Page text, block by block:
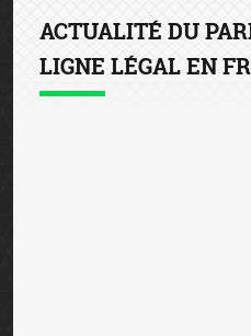
ACTUALITÉ DU
LIGNE LÉGAL EN